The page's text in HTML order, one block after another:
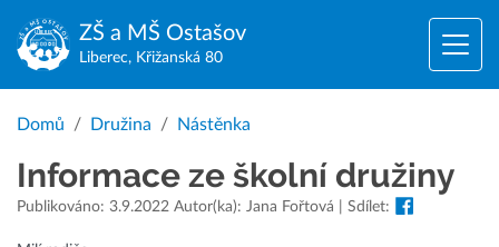
ZŠ a MŠ Ostašov
Liberec, Křižanská 80
Domů Družina Nástěnka
Informace ze školní družiny
Publikováno: 3.9.2022 Autor(ka): Jana Fořtová | Sdílet: